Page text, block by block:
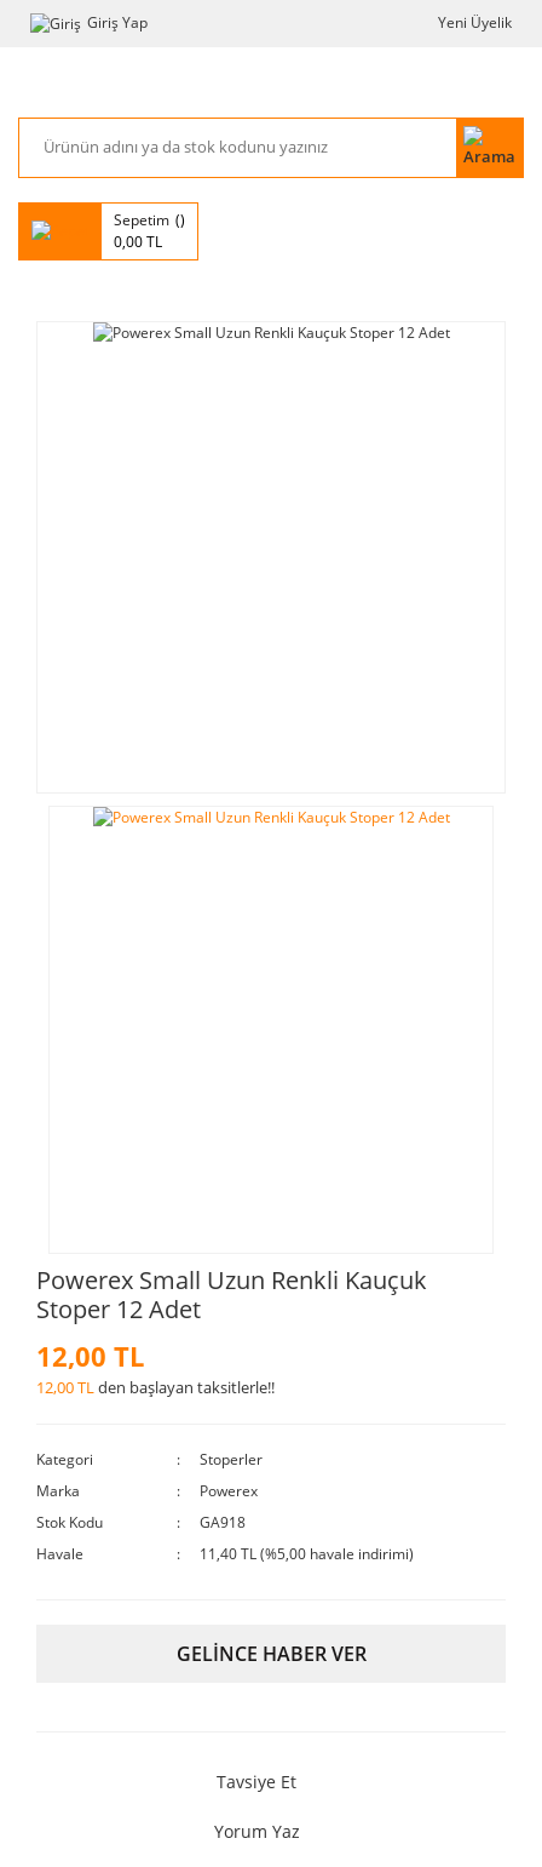
Giriş Yap Yeni Üyelik
Sepetim
0,00 TL
Powerex Small Uzun Renkli Kauçuk
Stoper 12 Adet
12,00 TL
12,00 TLden başlayan taksitlerle!!
Kategori
Stoperler
Marka
Powerex
Stok Kodu
GA918
Havale
11,40 TL (%5,00 havale indirimi)
GELİNCE HABER VER
Tavsiye Et
Yorum Yaz